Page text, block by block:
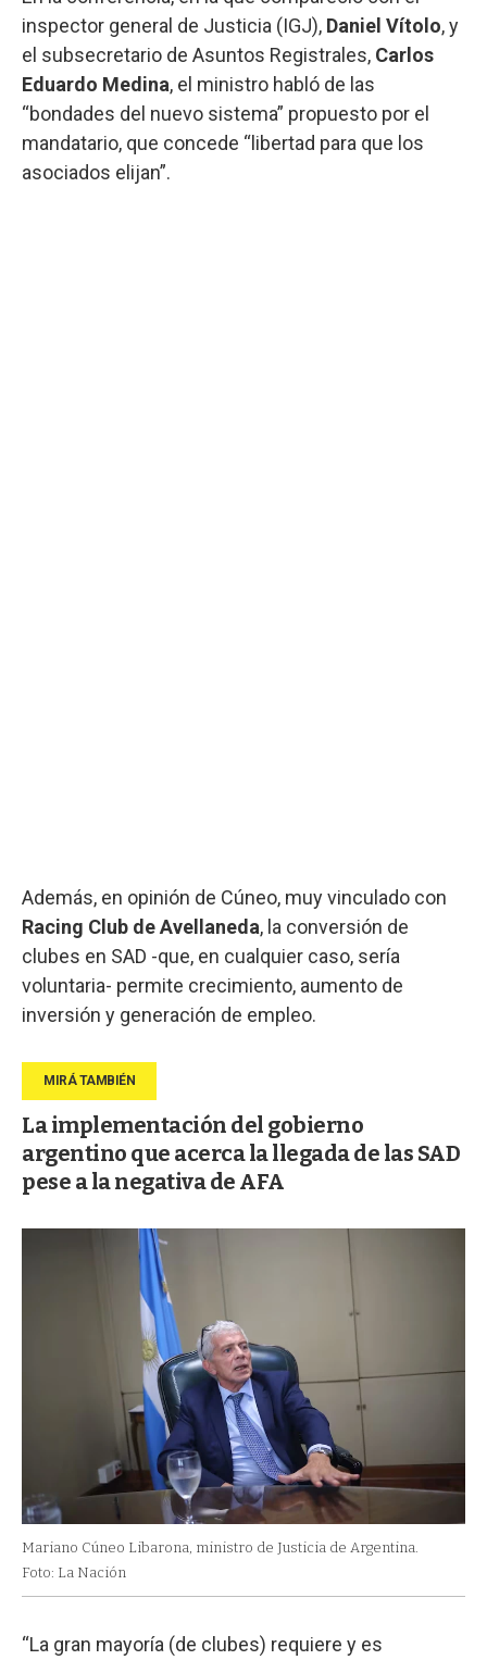
inspector general de Justicia (IGJ), Daniel Vítolo, y
el subsecretario de Asuntos Registrales, Carlos
Eduardo Medina, el ministro habló de las
“bondades del nuevo sistema” propuesto por el
mandatario, que concede “libertad para que los
asociados elijan”.
Además, en opinión de Cúneo, muy vinculado con
Racing Club de Avellaneda, la conversión de
clubes en SAD -que, en cualquier caso, sería
voluntaria- permite crecimiento, aumento de
inversión y generación de empleo.
La implementación del gobierno
argentino que acerca la llegada de las SAD
pese a la negativa de AFA
Mariano Cúneo Libarona, ministro de Justicia de Argentina.
Foto: La Nación
“La gran mayoría (de clubes) requiere y es